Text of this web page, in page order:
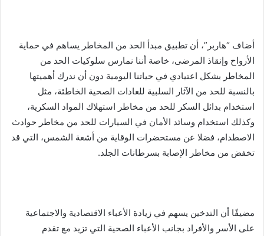
أضاف “هاربر”، أن تطبيق مبدأ الحد من المخاطر يساهم في حماية
الأرواح وإنقاذ المرضى، خاصة أننا نمارس سلوكيات الحد من
المخاطر بشكل اعتيادي في حياتنا اليومية دون أن ندرك أهميتها
بالنسبة للحد من الآثار السلبية للعادات الصحية الخاطئة، مثل
استخدام بدائل السكر للحد من مخاطر استهلاك المواد السكرية،
وكذلك استخدام وسائد الأمان في السيارات للحد من مخاطر حوادث
الاصطدام، فضلا عن مستحضرات الوقاية من أشعة الشمس، التي قد
تخفض من مخاطر الإصابة بسرطانات الجلد.
مضيفًا أن التدخين يسهم في زيادة الأعباء الاقتصادية والاجتماعية
على الأسر والأفراد بجانب الأعباء الصحية التي تزيد مع تقدم